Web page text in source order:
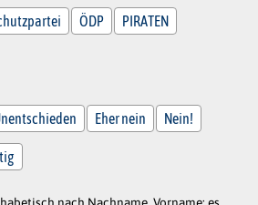
ÖDP PIRATEN
Eher nein Nein!
nach Nachname, Vorname; es